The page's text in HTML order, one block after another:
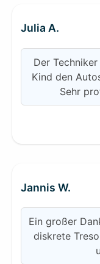
Julia A.
Der
Kind den
Sehr
Jannis W.
Ein großer
diskrete